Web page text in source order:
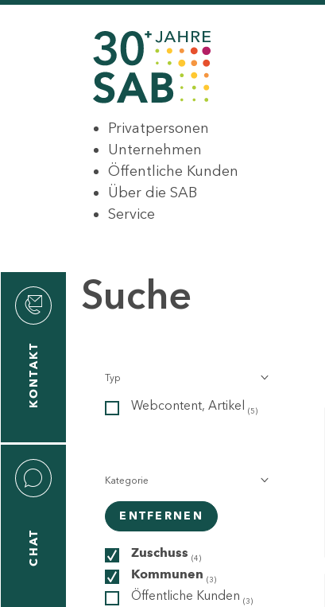
Privatpersonen
Unternehmen
Öffentliche Kunden
Über die SAB
Service
KONTAKT
CHAT
Suche
Typ
Webcontent, Artikel (5)
Kategorie
ENTFERNEN
Zuschuss (4)
Kommunen (3)
Öffentliche Kunden (3)